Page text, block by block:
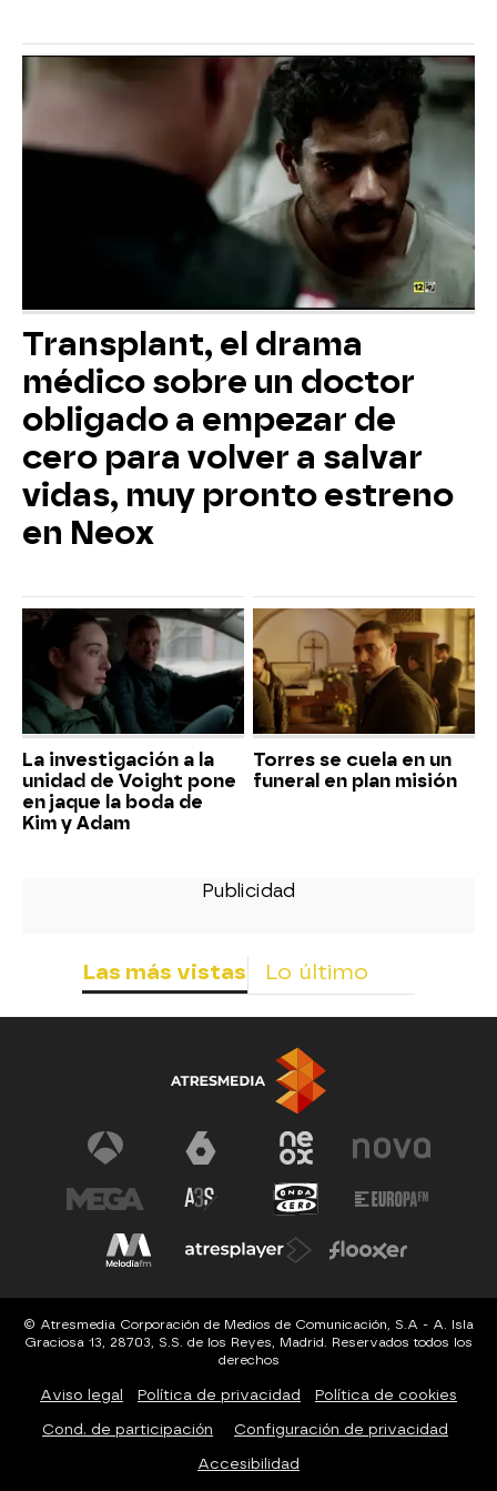
Transplant, el drama
médico sobre un doctor
obligado a empezar de
cero para volver a salvar
vidas, muy pronto estreno
en Neox
La investigación a la
unidad de Voight pone
en jaque la boda de
Kim y Adam
Torres se cuela en un
funeral en plan misión
Las más vistas Lo último
© Atresmedia Corporación de Medios de Comunicación, S.A - A. Isla
Graciosa 13, 28703, S.S. de los Reyes, Madrid. Reservados todos los
derechos
Aviso legal Política de privacidad Política de cookies
Cond. de participación Configuración de privacidad
Accesibilidad